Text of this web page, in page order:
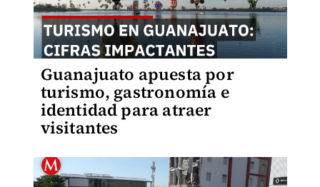
Guanajuato apuesta por
turismo, gastronomía e
identidad para atraer
visitantes